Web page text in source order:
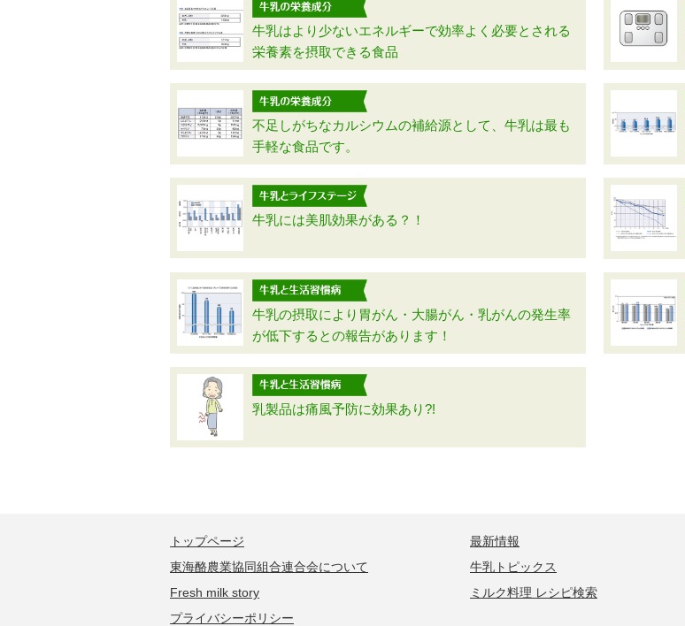
牛乳はより少ないエネルギーで効率よく必要とされる
栄養素を摂取できる食品
不足しがちなカルシウムの補給源として、牛乳は最も
手軽な食品です。
牛乳には美肌効果がある？！
牛乳の摂取により胃がん・大腸がん・乳がんの発生率
が低下するとの報告があります！
乳製品は痛風予防に効果あり?!
トップページ
東海酪農業協同組合連合会について
Fresh milk story
最新情報
牛乳トピックス
ミルク料理 レシピ検索
プライバシーポリシー